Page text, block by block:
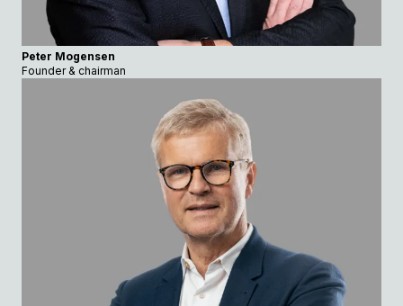
Peter Mogensen
Founder & chairman